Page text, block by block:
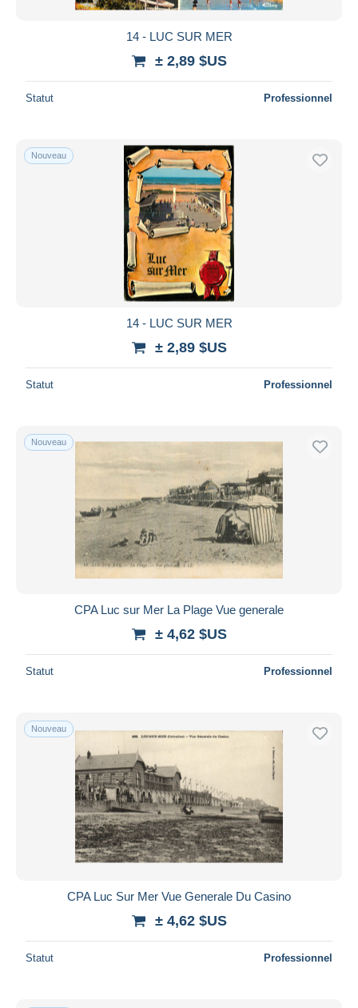
14 - LUC SUR MER
± 2,89 $US
Statut Professionnel
Nouveau
14 - LUC SUR MER
± 2,89 $US
Statut Professionnel
Nouveau
CPA Luc sur Mer La Plage Vue generale
± 4,62 $US
Statut Professionnel
Nouveau
CPA Luc Sur Mer Vue Generale Du Casino
± 4,62 $US
Statut Professionnel